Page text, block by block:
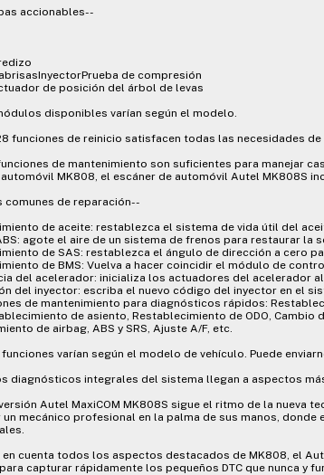
accionables--
de compresión
de posición del árbol de levas
disponibles varían según el modelo.
funciones de reinicio satisfacen todas las necesidades
de mantenimiento son suficientes para manejar
MK808, el escáner de automóvil Autel MK808S
comunes de reparación--
de aceite: restablezca el sistema de vida útil del
agote el aire de un sistema de frenos para restaurar la
de SAS: restablezca el ángulo de dirección a cero
de BMS: Vuelva a hacer coincidir el módulo de
del acelerador: inicializa los actuadores del acelerador
del inyector: escriba el nuevo código del inyector en el
de mantenimiento para diagnósticos rápidos:
de asiento, Restablecimiento de ODO,
de airbag, ABS y SRS, Ajuste A/F, etc.
varían según el modelo de vehículo. Puede
diagnósticos integrales del sistema llegan a aspectos
versión Autel MaxiCOM MK808S sigue el ritmo de la
un mecánico profesional en la palma de sus manos,
en cuenta todos los aspectos destacados de MK808, el
capturar rápidamente los pequeños DTC que nunca y